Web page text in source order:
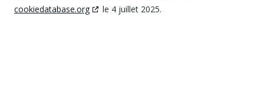
cookiedatabase.org
le 4 juillet 2025.